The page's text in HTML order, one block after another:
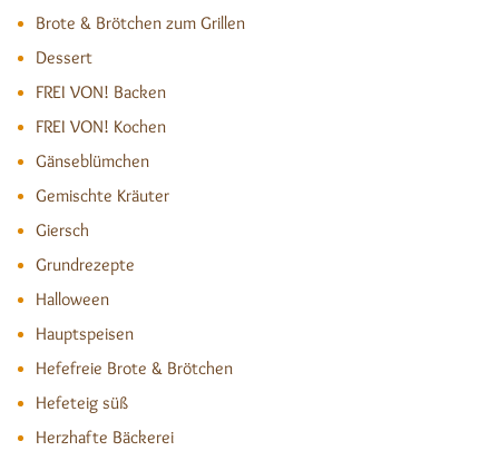
Brote & Brötchen zum Grillen
Dessert
FREI VON! Backen
FREI VON! Kochen
Gänseblümchen
Gemischte Kräuter
Giersch
Grundrezepte
Halloween
Hauptspeisen
Hefefreie Brote & Brötchen
Hefeteig süß
Herzhafte Bäckerei